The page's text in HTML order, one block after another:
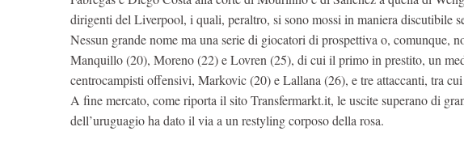
dirigenti del Liverpool, i quali, peraltro, si sono mossi in maniera discutibile
Nessun grande nome ma una serie di giocatori di prospettiva o, comunque,
Manquillo (20), Moreno (22) e Lovren (25), di cui il primo in prestito, un
centrocampisti offensivi, Markovic (20) e Lallana (26), e tre attaccanti, tra
A fine mercato, come riporta il sito Transfermarkt.it, le uscite superano di
dell’uruguagio ha dato il via a un restyling corposo della rosa.